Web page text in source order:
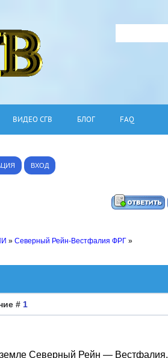
ВИДЕО СГВ БЛОГ FAQ
ВХОД
» Северный Рейн-Вестфалия ФРГ »
# 1
Северный Рейн — Вестфалия.